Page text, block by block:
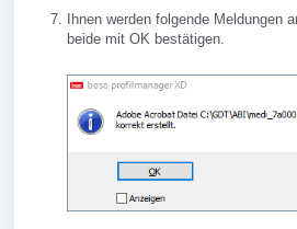
Ihnen werden folgende Meldungen
beide mit OK bestätigen.